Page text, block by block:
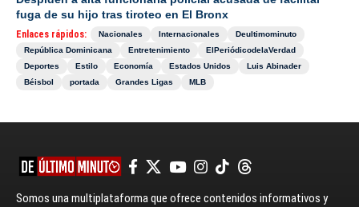
fuga de su hijo tras tiroteo en El Bronx
Enlaces rápidos: Nacionales Internacionales
Deultimominuto
República Dominicana
Entretenimiento
ElPeriódicodelaVerdad
Deportes
Estilo Economía Estados Unidos
Luis Abinader
Béisbol
portada Grandes Ligas MLB
Somos una multiplataforma que ofrece contenidos informativos y